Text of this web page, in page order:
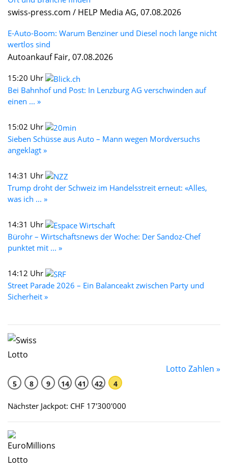
swiss-press.com / HELP Media AG, 07.08.2026
E-Auto-Boom: Warum Benziner und Diesel noch lange nicht
wertlos sind
Autoankauf Fair, 07.08.2026
15:20 Uhr
Bei Bahnhof und Post: In Lenzburg AG verschwinden auf
einen ... »
15:02 Uhr
Sieben Schüsse aus Auto – Mann wegen Mordversuchs
angeklagt »
14:31 Uhr
Trump droht der Schweiz im Handelsstreit erneut: «Alles,
was ich ... »
14:31 Uhr
Bürohr – Wirtschaftsnews der Woche: Der Sandoz-Chef
punktet mit ... »
14:12 Uhr
Street Parade 2026 – Ein Balanceakt zwischen Party und
Sicherheit »
Lotto Zahlen »
5 8 9 14 41 42 4
Nächster Jackpot: CHF 17'300'000